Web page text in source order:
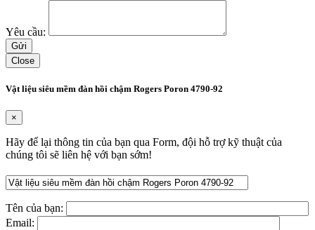
Yêu cầu:
Close
Vật liệu siêu mềm đàn hồi chậm Rogers Poron 4790-92
×
Hãy để lại thông tin của bạn qua Form, đội hỗ trợ kỹ thuật của
chúng tôi sẽ liên hệ với bạn sớm!
Tên của bạn:
Email: